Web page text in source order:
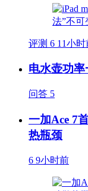
评测 6 11小时
电水壶功
问答 5
一加Ace 7
热瓶颈
6 9小时前